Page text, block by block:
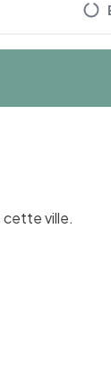
cette ville.